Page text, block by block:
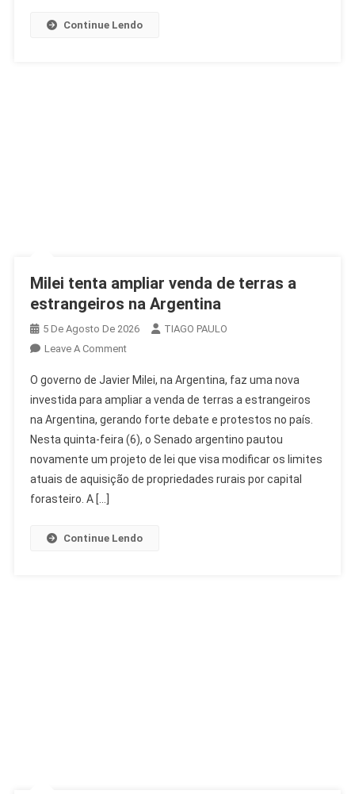
Continue Lendo
Milei tenta ampliar venda de terras a
estrangeiros na Argentina
5 De Agosto De 2026
TIAGO PAULO
Leave A CommentOn
Tenta
Ampliar
Venda
De
Terras
A
O governo de Javier Milei, na Argentina, faz uma nova
investida para ampliar a venda de terras a estrangeiros
na Argentina, gerando forte debate e protestos no país.
Nesta quinta-feira (6), o Senado argentino pautou
novamente um projeto de lei que visa modificar os limites
atuais de aquisição de propriedades rurais por capital
forasteiro. A […]
Continue Lendo